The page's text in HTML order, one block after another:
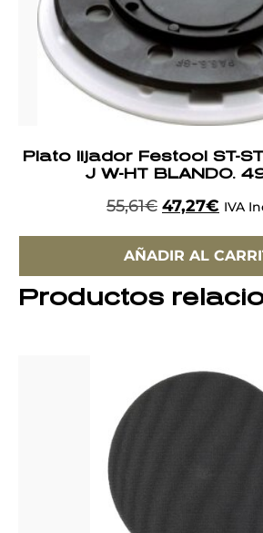
Plato lijador Festool ST-
J W-HT BLANDO.
55,61€ 47,27€ IVA
AÑADIR AL
Productos